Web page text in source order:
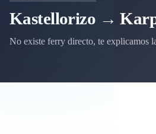
Kastellorizo →
No existe ferry directo, te explicamos